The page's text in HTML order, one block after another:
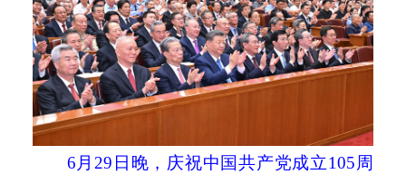
6 月 29 日晚，庆祝中国共产党成立105周